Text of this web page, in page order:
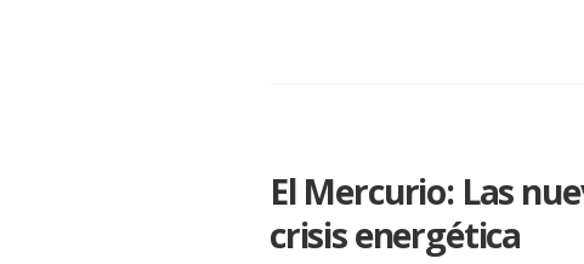
El Mercurio: Las
crisis energética